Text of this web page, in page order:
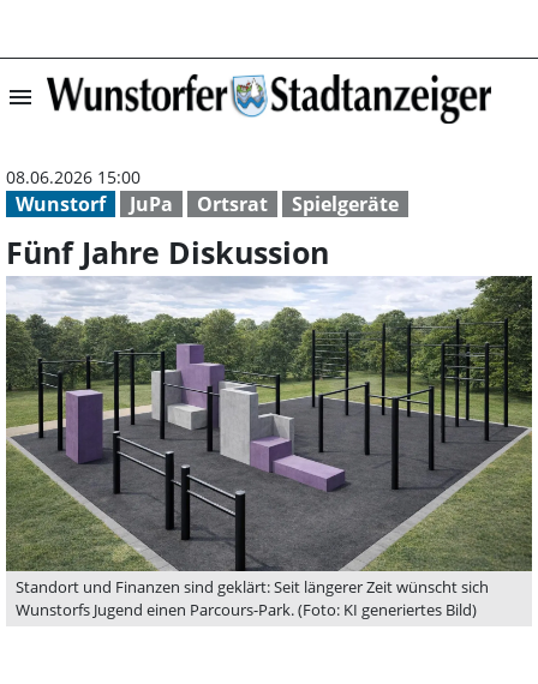
menu Fünf Jahre
Wunstorf JuPa Ortsrat Spielgeräte
08.06.2026 15:00
Fünf Jahre Diskussion
Standort und Finanzen sind geklärt: Seit längerer Zeit wünscht sich
Wunstorfs Jugend einen Parcours-Park. (Foto: KI generiertes Bild)